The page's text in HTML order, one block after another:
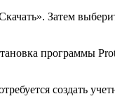
Затем
программы
создать